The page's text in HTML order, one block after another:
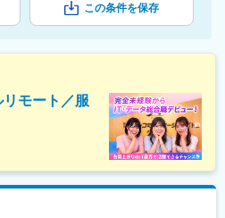
この条件を保存
リモート／服